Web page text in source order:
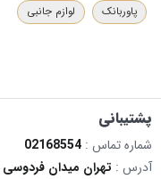
ایمنی هوشمند با فناوری Intelligent Cell
است.
شارژ سریع خودِ پاوربانک
پاوربانک
لوازم جانبی
پشتیبانی
شماره تماس : 02168554
آدرس : تهران میدان